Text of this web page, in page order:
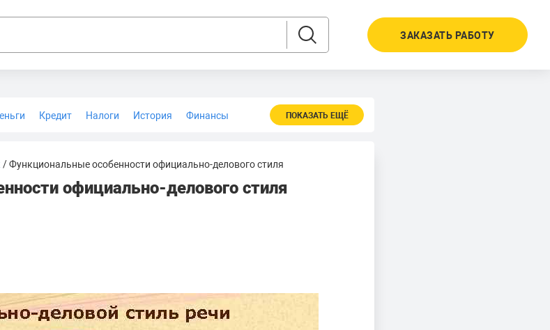
ЗАКАЗАТЬ РАБОТУ
Кредит Налоги История
Финансы
ПОКАЗАТЬ ЕЩЁ
/ Функциональные особенности официально-делового стиля
официально-делового стиля